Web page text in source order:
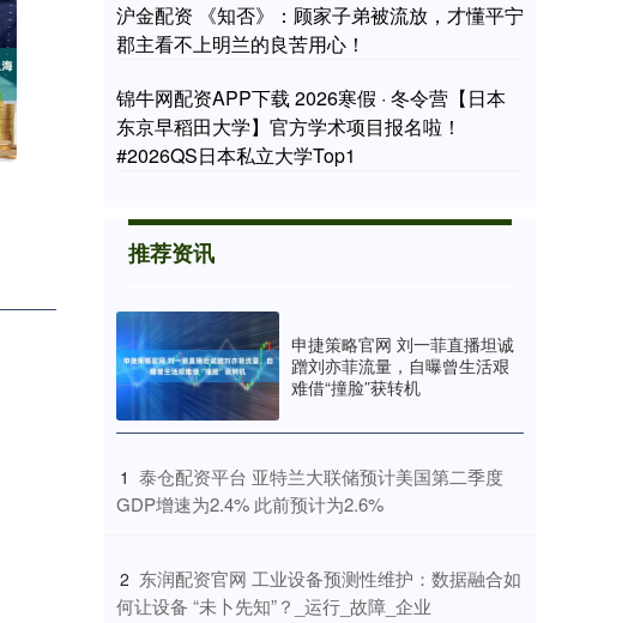
沪金配资 《知否》：顾家子弟被流放，才懂平宁
郡主看不上明兰的良苦用心！
锦牛网配资APP下载 2026寒假 · 冬令营【日本
东京早稻田大学】官方学术项目报名啦！
#2026QS日本私立大学Top1
推荐资讯
申捷策略官网 刘一菲直播坦诚
蹭刘亦菲流量，自曝曾生活艰
难借“撞脸”获转机
1 ​泰仓配资平台 亚特兰大联储预计美国第二季度
GDP增速为2.4% 此前预计为2.6%
2 ​东润配资官网 工业设备预测性维护：数据融合如
何让设备 “未卜先知”？_运行_故障_企业